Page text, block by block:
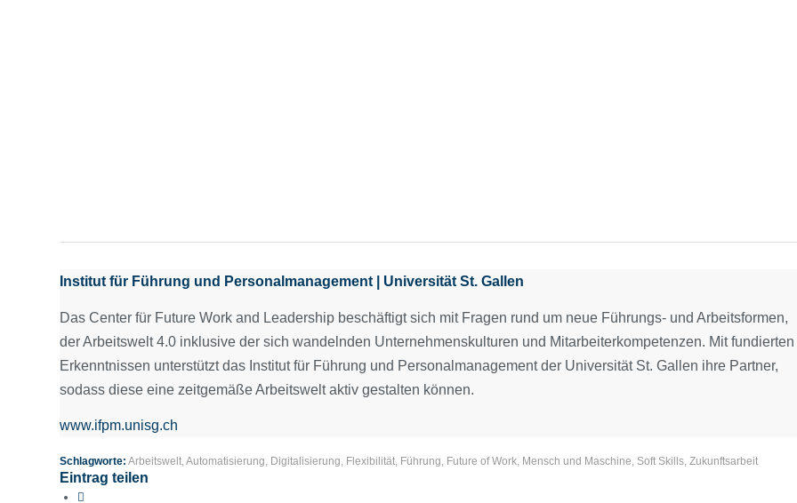
Institut für Führung und Personalmanagement | Universität St. Gallen
Das Center für Future Work and Leadership beschäftigt sich mit Fragen rund um neue Führungs- und Arbeitsformen,
der Arbeitswelt 4.0 inklusive der sich wandelnden Unternehmenskulturen und Mitarbeiterkompetenzen. Mit fundierten
Erkenntnissen unterstützt das Institut für Führung und Personalmanagement der Universität St. Gallen ihre Partner,
sodass diese eine zeitgemäße Arbeitswelt aktiv gestalten können.
www.ifpm.unisg.ch
Schlagworte: Arbeitswelt Automatisierung Digitalisierung Flexibilität Führung Future of Work Mensch und Maschine Soft Skills Zukunftsarbeit
Eintrag teilen